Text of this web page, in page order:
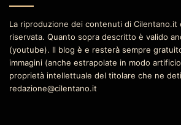
La riproduzione dei contenuti di Cilentano.it
riservata. Quanto sopra descritto è valido
(youtube). Il blog è e resterà sempre
immagini (anche estrapolate in modo
proprietà intellettuale del titolare che ne
redazione@cilentano.it